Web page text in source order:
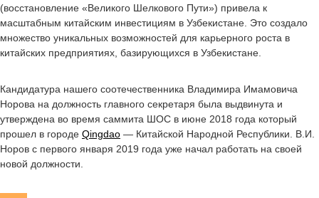
(восстановление «Великого Шелкового Пути») привела к
масштабным китайским инвестициям в Узбекистане. Это создало
множество уникальных возможностей для карьерного роста в
китайских предприятиях, базирующихся в Узбекистане.
Кандидатура нашего соотечественника Владимира Имамовича
Норова на должность главного секретаря была выдвинута и
утверждена во время саммита ШОС в июне 2018 года который
прошел в городе Qingdao — Китайской Народной Республики. В.И.
Норов с первого января 2019 года уже начал работать на своей
новой должности.